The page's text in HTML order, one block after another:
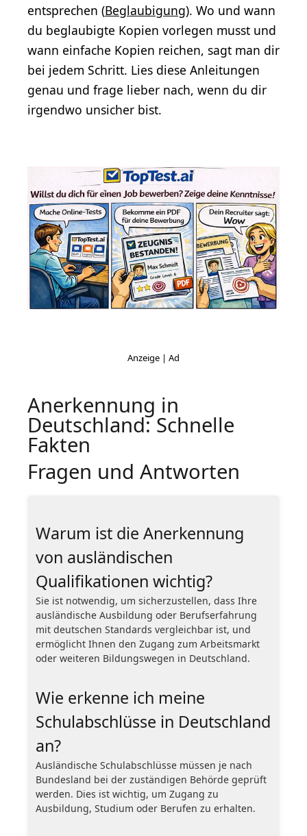
entsprechen (Beglaubigung). Wo und wann
du beglaubigte Kopien vorlegen musst und
wann einfache Kopien reichen, sagt man dir
bei jedem Schritt. Lies diese Anleitungen
genau und frage lieber nach, wenn du dir
irgendwo unsicher bist.
Anerkennung in
Deutschland: Schnelle
Fakten
Fragen und Antworten
Warum ist die Anerkennung
von ausländischen
Qualifikationen wichtig?
Sie ist notwendig, um sicherzustellen, dass Ihre
ausländische Ausbildung oder Berufserfahrung
mit deutschen Standards vergleichbar ist, und
ermöglicht Ihnen den Zugang zum Arbeitsmarkt
oder weiteren Bildungswegen in Deutschland.
Wie erkenne ich meine
Schulabschlüsse in Deutschland
an?
Ausländische Schulabschlüsse müssen je nach
Bundesland bei der zuständigen Behörde geprüft
werden. Dies ist wichtig, um Zugang zu
Ausbildung, Studium oder Berufen zu erhalten.